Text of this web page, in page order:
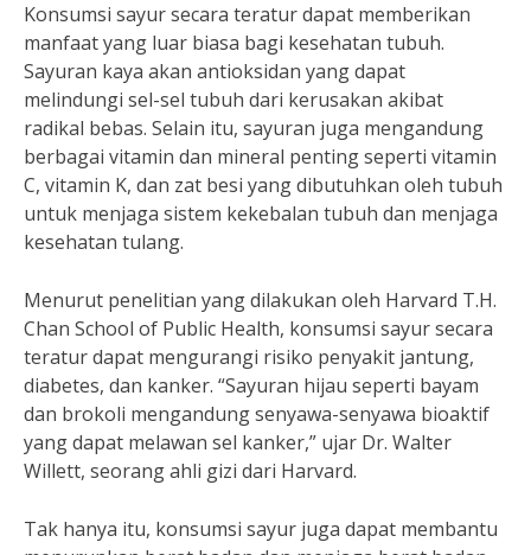
Konsumsi sayur secara teratur dapat memberikan
manfaat yang luar biasa bagi kesehatan tubuh.
Sayuran kaya akan antioksidan yang dapat
melindungi sel-sel tubuh dari kerusakan akibat
radikal bebas. Selain itu, sayuran juga mengandung
berbagai vitamin dan mineral penting seperti vitamin
C, vitamin K, dan zat besi yang dibutuhkan oleh tubuh
untuk menjaga sistem kekebalan tubuh dan menjaga
kesehatan tulang.
Menurut penelitian yang dilakukan oleh Harvard T.H.
Chan School of Public Health, konsumsi sayur secara
teratur dapat mengurangi risiko penyakit jantung,
diabetes, dan kanker. “Sayuran hijau seperti bayam
dan brokoli mengandung senyawa-senyawa bioaktif
yang dapat melawan sel kanker,” ujar Dr. Walter
Willett, seorang ahli gizi dari Harvard.
Tak hanya itu, konsumsi sayur juga dapat membantu